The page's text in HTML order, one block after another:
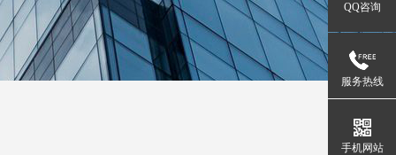
QQ咨询
服务热线
手机网站